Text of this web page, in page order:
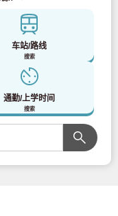
车站/路线
搜索
通勤/上学时间
搜索